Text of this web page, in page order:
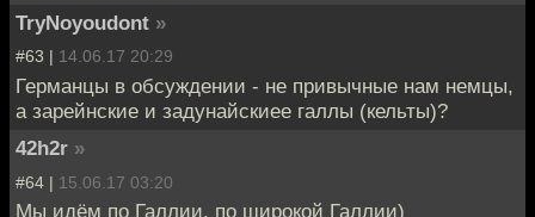
TryNoyoudont »
#63 | 14.06.17 20:29
Германцы в обсуждении - не привычные нам немцы,
а зарейнские и задунайскиее галлы (кельты)?
42h2r »
#64 | 15.06.17 03:20
Мы идём по Галлии, по широкой Галлии)